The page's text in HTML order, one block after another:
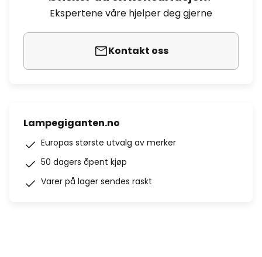
Ekspertene våre hjelper deg gjerne
Kontakt oss
Lampegiganten.no
Europas største utvalg av merker
50 dagers åpent kjøp
Varer på lager sendes raskt